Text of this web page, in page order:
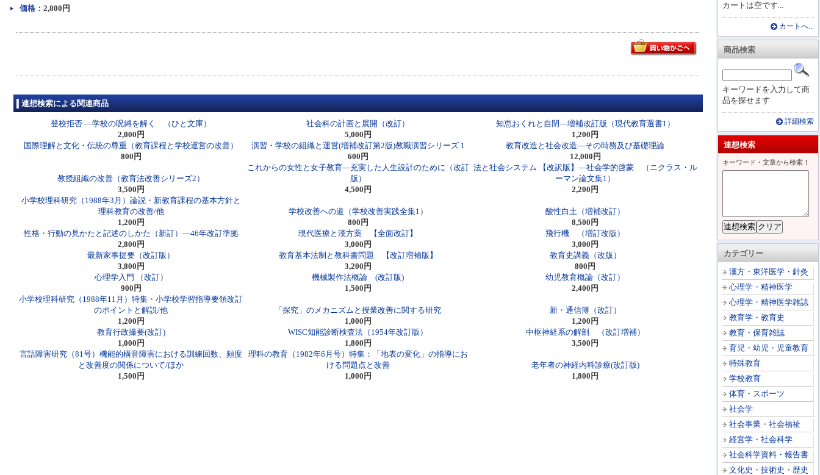
カートは空です...
カートへ...
商品検索
キーワードを入力して商
品を探せます
詳細検索
連想検索
キーワード・文章から検索！
カテゴリー
漢方・東洋医学・針灸
心理学・精神医学
心理学・精神医学雑誌
教育学・教育史
教育・保育雑誌
育児・幼児・児童教育
特殊教育
学校教育
体育・スポーツ
社会学
社会事業・社会福祉
経営学・社会科学
社会科学資料・報告書
文化史・技術史・歴史
価格： 2,800円
連想検索による関連商品
登校拒否 ―学校の呪縛を解く （ひと文庫）
2,000円
社会科の計画と展開（改訂）
5,000円
知恵おくれと自閉―増補改訂版（現代教育選書1）
1,200円
国際理解と文化・伝統の尊重（教育課程と学校運営の改善）
800円
演習・学校の組織と運営(増補改訂第2版)教職演習シリーズ 1
600円
教育改造と社会改造―その時務及び基礎理論
12,000円
教授組織の改善（教育法改善シリーズ2）
3,500円
これからの女性と女子教育―充実した人生設計のために（改訂
版）
4,500円
法と社会システム 【改訳版】―社会学的啓蒙 （ニクラス・ル
ーマン論文集1）
2,200円
小学校理科研究（1988年3月）論説・新教育課程の基本方針と
理科教育の改善/他
1,200円
学校改善への道（学校改善実践全集1）
800円
酸性白土（増補改訂）
8,500円
性格・行動の見かたと記述のしかた（新訂）―46年改訂準拠
2,800円
現代医療と漢方薬 【全面改訂】
3,000円
飛行機 （増訂改版）
3,000円
最新家事提要（改訂版）
3,800円
教育基本法制と教科書問題 【改訂増補版】
3,200円
教育史講義（改版）
800円
心理学入門 （改訂）
900円
機械製作法概論 (改訂版)
1,500円
幼児教育概論（改訂）
2,400円
小学校理科研究（1988年11月）特集・小学校学習指導要領改訂
のポイントと解説/他
1,200円
「探究」のメカニズムと授業改善に関する研究
1,000円
新・通信簿（改訂）
1,200円
教育行政撮要(改訂)
1,000円
WISC知能診断検査法（1954年改訂版）
1,800円
中枢神経系の解剖 （改訂増補）
3,500円
言語障害研究（81号）機能的構音障害における訓練回数、頻度
と改善度の関係について/ほか
1,500円
理科の教育（1982年6月号）特集：「地表の変化」の指導にお
ける問題点と改善
1,000円
老年者の神経内科診療(改訂版)
1,800円